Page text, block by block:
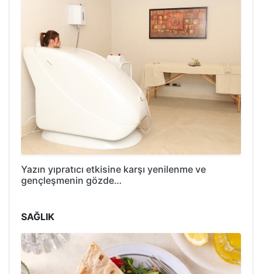
Yazın yıpratıcı etkisine karşı yenilenme ve
gençleşmenin gözde…
SAĞLIK